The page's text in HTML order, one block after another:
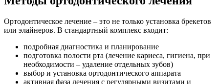
Ортодонтическое лечение – это не только установка брекетов
или элайнеров. В стандартный комплекс входит:
подробная диагностика и планирование
подготовка полости рта (лечение кариеса, гигиена, при
необходимости – удаление отдельных зубов)
выбор и установка ортодонтического аппарата
активная фаза лечения с регулярными визитами и